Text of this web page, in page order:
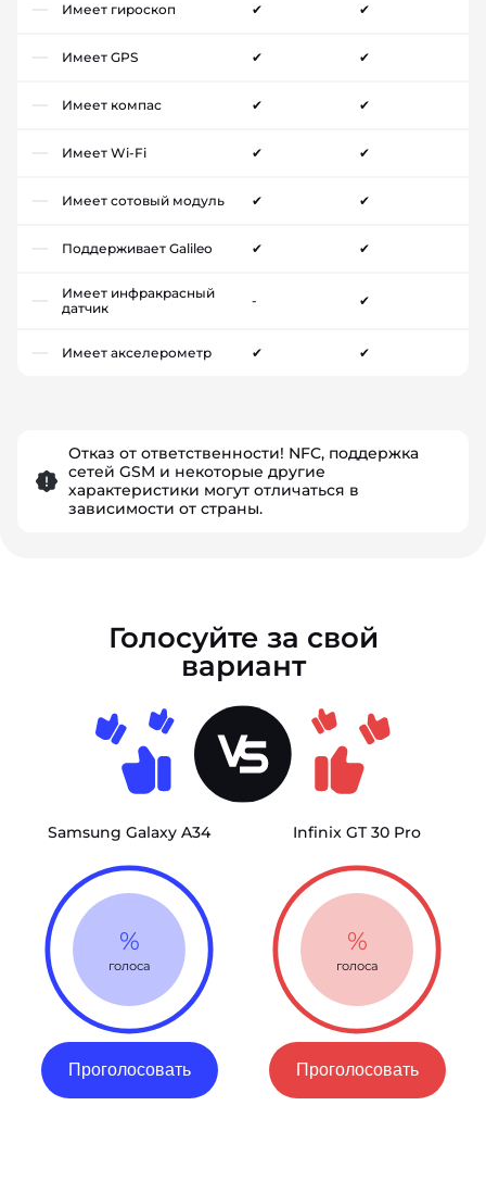
Имеет гироскоп ✔ ✔
Имеет GPS ✔ ✔
Имеет компас ✔ ✔
Имеет Wi-Fi ✔ ✔
Имеет сотовый модуль ✔ ✔
Поддерживает Galileo ✔ ✔
Имеет инфракрасный
датчик
- ✔
Имеет акселерометр ✔ ✔
Отказ от ответственности! NFC, поддержка
сетей GSM и некоторые другие
характеристики могут отличаться в
зависимости от страны.
Голосуйте за свой
вариант
Samsung Galaxy A34
%
голоса
Проголосовать
Infinix GT 30 Pro
%
голоса
Проголосовать